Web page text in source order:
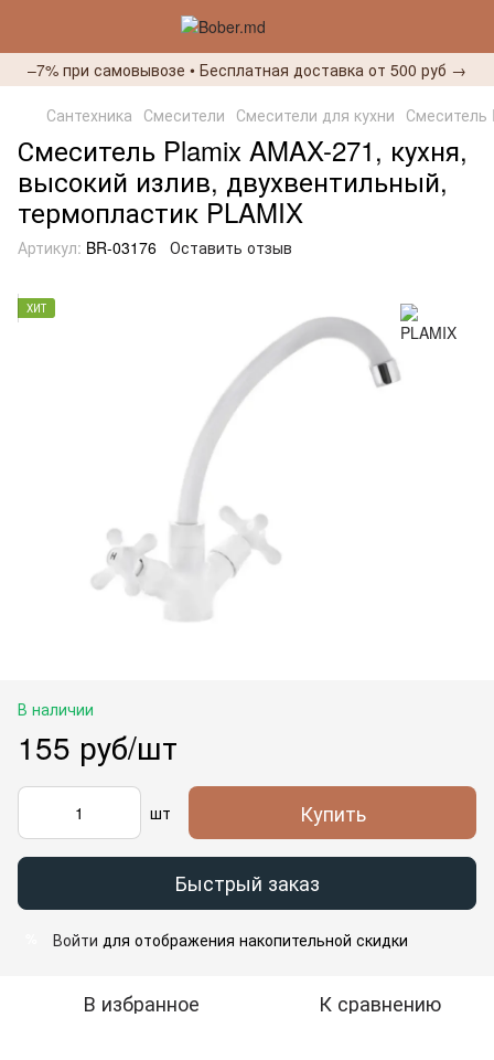
–7% при самовывозе • Бесплатная доставка от 500 руб →
Сантехника Смесители Смесители для кухни Смеситель
Смеситель Plamix AMAX-271, кухня,
высокий излив, двухвентильный,
термопластик PLAMIX
Артикул: BR-03176 Оставить отзыв
ХИТ
В наличии
155 руб/шт
шт Купить
Быстрый заказ
Войти для отображения накопительной скидки
В избранное К сравнению